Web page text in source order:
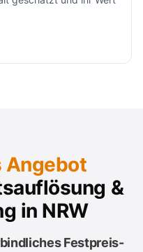
Angebot
&
in NRW
Festpreis-